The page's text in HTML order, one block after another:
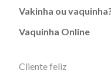
Vakinha ou
Vaquinha Online
Cliente feliz